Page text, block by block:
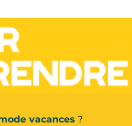
vacances ?